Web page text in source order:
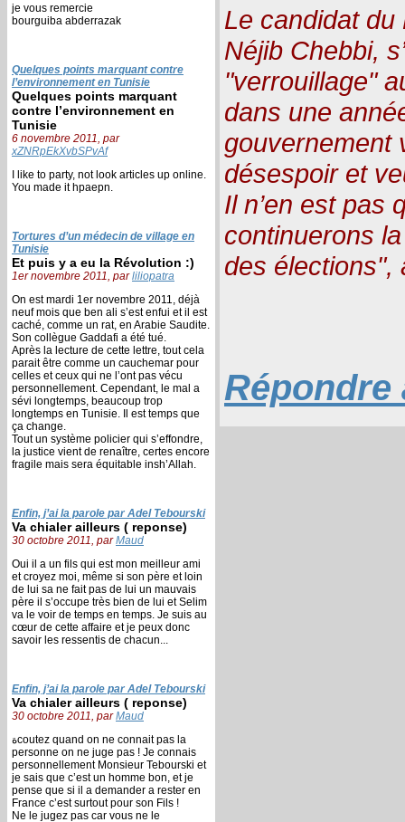
je vous remercie
bourguiba abderrazak
Quelques points marquant contre
l’environnement en Tunisie
Quelques points marquant
contre l’environnement en
Tunisie
6 novembre 2011, par
xZNRpEkXvbSPvAf
I like to party, not look articles up online.
You made it hpaepn.
Tortures d’un médecin de village en
Tunisie
Et puis y a eu la Révolution :)
1er novembre 2011, parliliopatra
On est mardi 1er novembre 2011, déjà
neuf mois que ben ali s’est enfui et il est
caché, comme un rat, en Arabie Saudite.
Son collègue Gaddafi a été tué.
Après la lecture de cette lettre, tout cela
parait être comme un cauchemar pour
celles et ceux qui ne l’ont pas vécu
personnellement. Cependant, le mal a
sévi longtemps, beaucoup trop
longtemps en Tunisie. Il est temps que
ça change.
Tout un système policier qui s’effondre,
la justice vient de renaître, certes encore
fragile mais sera équitable insh’Allah.
Enfin, j’ai la parole par Adel Tebourski
Va chialer ailleurs ( reponse)
30 octobre 2011, parMaud
Oui il a un fils qui est mon meilleur ami
et croyez moi, même si son père et loin
de lui sa ne fait pas de lui un mauvais
père il s’occupe très bien de lui et Selim
va le voir de temps en temps. Je suis au
cœur de cette affaire et je peux donc
savoir les ressentis de chacun...
Enfin, j’ai la parole par Adel Tebourski
Va chialer ailleurs ( reponse)
30 octobre 2011, parMaud
ةcoutez quand on ne connait pas la
personne on ne juge pas ! Je connais
personnellement Monsieur Tebourski et
je sais que c’est un homme bon, et je
pense que si il a demander a rester en
France c’est surtout pour son Fils !
Ne le jugez pas car vous ne le
Le candidat du
Néjib Chebbi,
"verrouillage"
dans une
gouvernement
désespoir et
Il n’en est pas
continuerons
des élections",
Répondre